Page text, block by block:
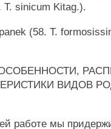
Т. sinicum Kitag.).
(58. T.
ВИДОВ
работе мы